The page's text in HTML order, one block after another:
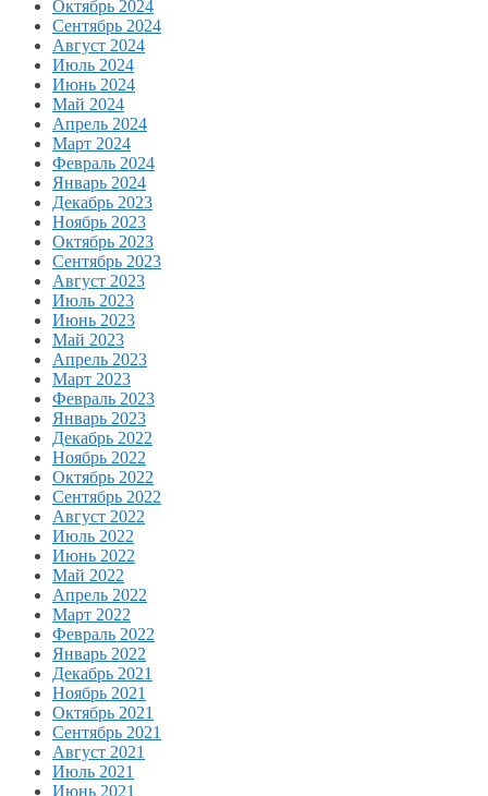
Октябрь 2024
Сентябрь 2024
Август 2024
Июль 2024
Июнь 2024
Май 2024
Апрель 2024
Март 2024
Февраль 2024
Январь 2024
Декабрь 2023
Ноябрь 2023
Октябрь 2023
Сентябрь 2023
Август 2023
Июль 2023
Июнь 2023
Май 2023
Апрель 2023
Март 2023
Февраль 2023
Январь 2023
Декабрь 2022
Ноябрь 2022
Октябрь 2022
Сентябрь 2022
Август 2022
Июль 2022
Июнь 2022
Май 2022
Апрель 2022
Март 2022
Февраль 2022
Январь 2022
Декабрь 2021
Ноябрь 2021
Октябрь 2021
Сентябрь 2021
Август 2021
Июль 2021
Июнь 2021